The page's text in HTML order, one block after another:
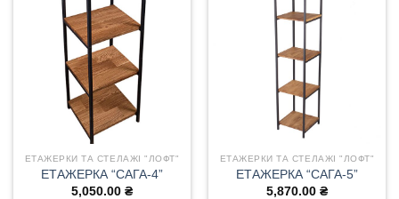
ЕТАЖЕРКИ ТА СТЕЛАЖІ "ЛОФТ"
ЕТАЖЕРКА “САГА-4”
5,050.00 ₴
ЕТАЖЕРКИ ТА СТЕЛАЖІ "ЛОФТ"
ЕТАЖЕРКА “САГА-5”
5,870.00 ₴